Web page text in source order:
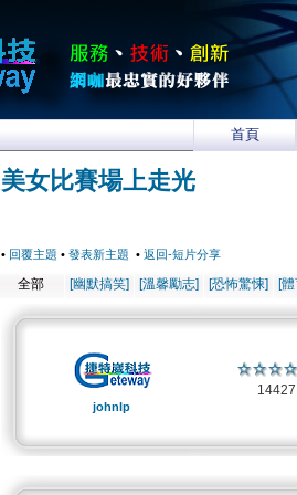
首頁
美女比賽場上走光
• 回覆主題 • 發表新主題 • 返回-短片分享
全部 [幽默搞笑] [溫馨勵志] [恐怖驚悚] [
johnlp